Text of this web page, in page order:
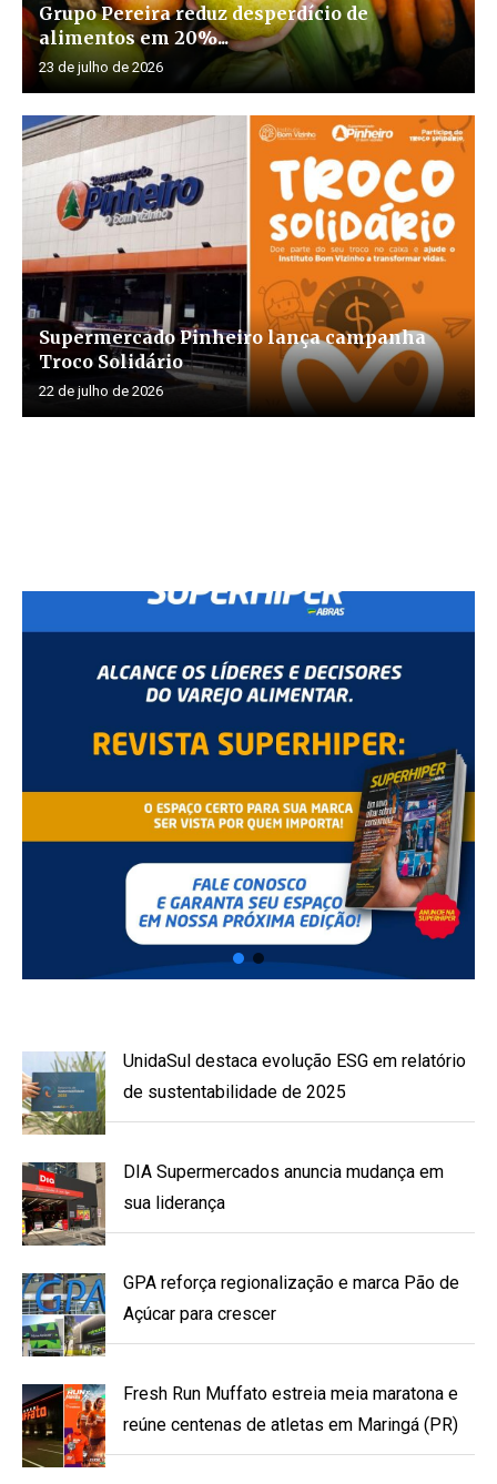
Grupo Pereira reduz desperdício de
alimentos em 20%...
23 de julho de 2026
Supermercado Pinheiro lança campanha
Troco Solidário
22 de julho de 2026
UnidaSul destaca evolução ESG em relatório
de sustentabilidade de 2025
DIA Supermercados anuncia mudança em
sua liderança
GPA reforça regionalização e marca Pão de
Açúcar para crescer
Fresh Run Muffato estreia meia maratona e
reúne centenas de atletas em Maringá (PR)